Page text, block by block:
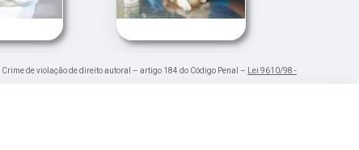
de violação de direito autoral – artigo 184 do Código Penal – Lei 9610/98 -